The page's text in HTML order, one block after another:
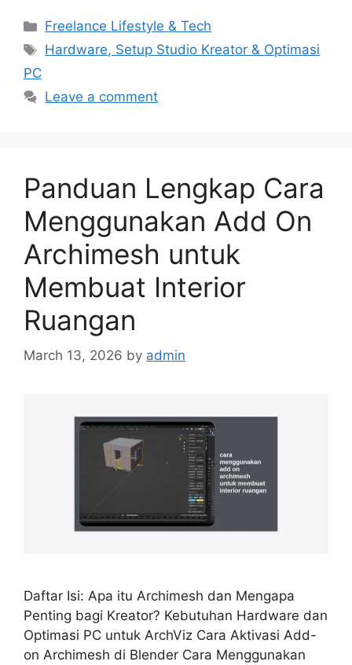
Categories
Freelance Lifestyle & Tech
Tags
Hardware, Setup Studio Kreator & Optimasi
PC
Leave a comment
Panduan Lengkap Cara
Menggunakan Add On
Archimesh untuk
Membuat Interior
Ruangan
March 13, 2026 by admin
Daftar Isi: Apa itu Archimesh dan Mengapa
Penting bagi Kreator? Kebutuhan Hardware dan
Optimasi PC untuk ArchViz Cara Aktivasi Add-
on Archimesh di Blender Cara Menggunakan